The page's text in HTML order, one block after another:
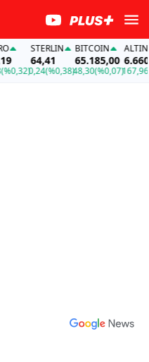
STERLIN
64,41
0,24(%0,38)
BITCOIN
65.185,00
48,30(%0,07)
ALTIN
167,96